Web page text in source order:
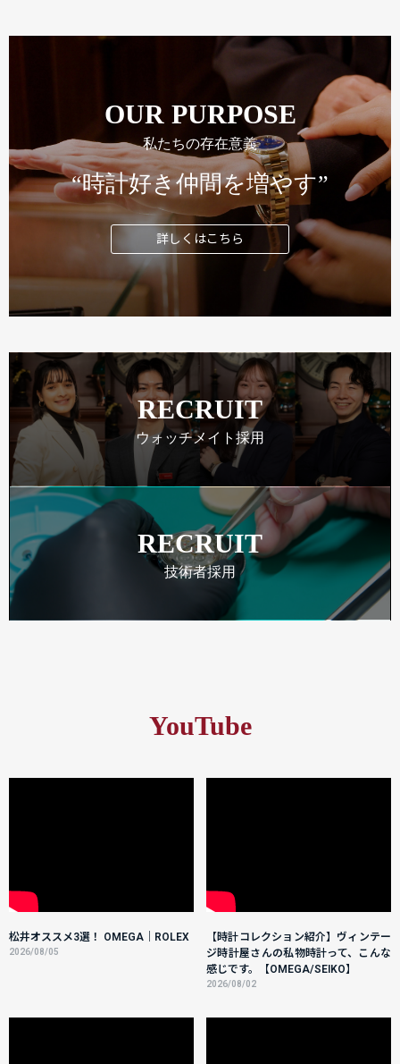
OUR PURPOSE
私たちの存在意義
“時計好き仲間を増やす”
詳しくはこちら
RECRUIT
ウォッチメイト採用
RECRUIT
技術者採用
YouTube
松井オススメ3選！ OMEGA｜ROLEX
2026/08/05
【時計コレクション紹介】ヴィンテー
ジ時計屋さんの私物時計って、こんな
感じです。【OMEGA/SEIKO】
2026/08/02